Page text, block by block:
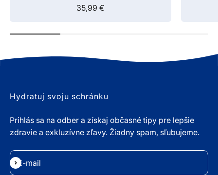
Predajná cena
35,99 €
Hydratuj svoju schránku
Prihlás sa na odber a získaj občasné tipy pre lepšie
zdravie a exkluzívne zľavy. Žiadny spam, sľubujeme.
E-mail
Odoberať